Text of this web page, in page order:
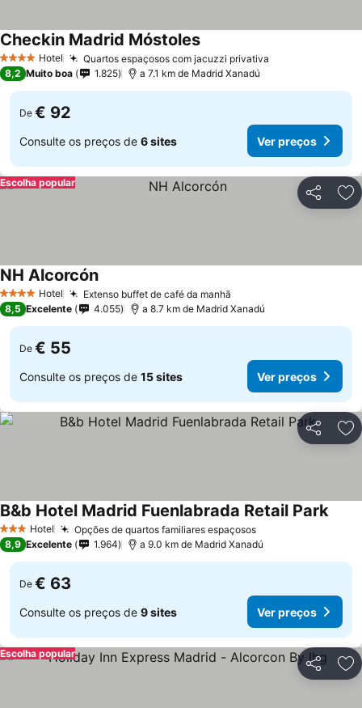
4 EstrelasHotel Quartos espaçosos com jacuzzi privativa
Checkin Madrid Móstoles
8,2 Muito boa 1.825 a 7.1 km de Madrid Xanadú
De € 92
Consulte os preços de 6 sites Ver preços
Partilhar
Escolha popular
4 EstrelasHotel Extenso buffet de café da manhã
NH Alcorcón
8,5 Excelente 4.055 a 8.7 km de Madrid Xanadú
De € 55
Consulte os preços de 15 sites Ver preços
Partilhar
3 EstrelasHotel Opções de quartos familiares espaçosos
B&b Hotel Madrid Fuenlabrada Retail Park
8,9 Excelente 1.964 a 9.0 km de Madrid Xanadú
De € 63
Consulte os preços de 9 sites Ver preços
Partilhar
Escolha popular